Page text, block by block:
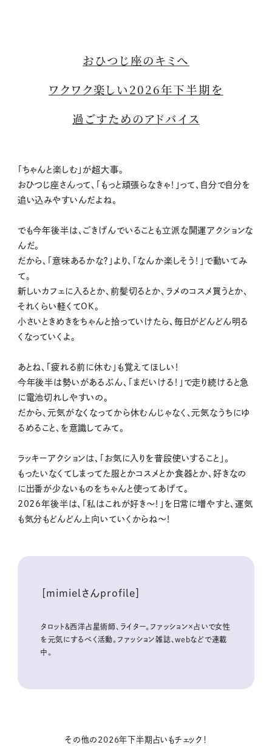
おひつじ座のキミへ
ワクワク楽しい2026年下半期を
過ごすためのアドバイス
「ちゃんと楽しむ」が超大事。
おひつじ座さんって、「もっと頑張らなきゃ！」って、自分で自分を
追い込みやすいんだよね。
でも今年後半は、ごきげんでいることも立派な開運アクションな
んだ。
だから、「意味あるかな？」より、「なんか楽しそう！」で動いてみ
て。
新しいカフェに入るとか、前髪切るとか、ラメのコスメ買うとか、
それくらい軽くてOK。
小さいときめきをちゃんと拾っていけたら、毎日がどんどん明る
くなっていくよ。
あとね、「疲れる前に休む」も覚えてほしい！
今年後半は勢いがあるぶん、「まだいける！」で走り続けると急
に電池切れしやすいの。
だから、元気がなくなってから休むんじゃなく、元気なうちにゆ
るめること、を意識してみて。
ラッキーアクションは、「お気に入りを普段使いすること」。
もったいなくてしまってた服とかコスメとか食器とか、好きなの
に出番が少ないものをちゃんと使ってあげて。
2026年後半は、「私はこれが好き〜！」を日常に増やすと、運気
も気分もどんどん上向いていくからね〜！
［mimielさんprofile］
タロット＆西洋占星術師、ライター。ファッション×占いで女性
を元気にするべく活動。ファッション雑誌、webなどで連載
中。
その他の2026年下半期占いもチェック！